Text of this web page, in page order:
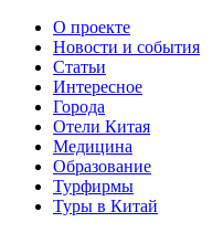
О проекте
Новости и события
Статьи
Интересное
Города
Отели Китая
Медицина
Образование
Турфирмы
Туры в Китай